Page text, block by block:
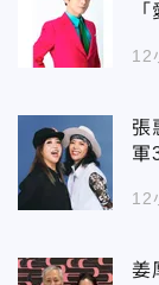
12
張
軍
12
姜